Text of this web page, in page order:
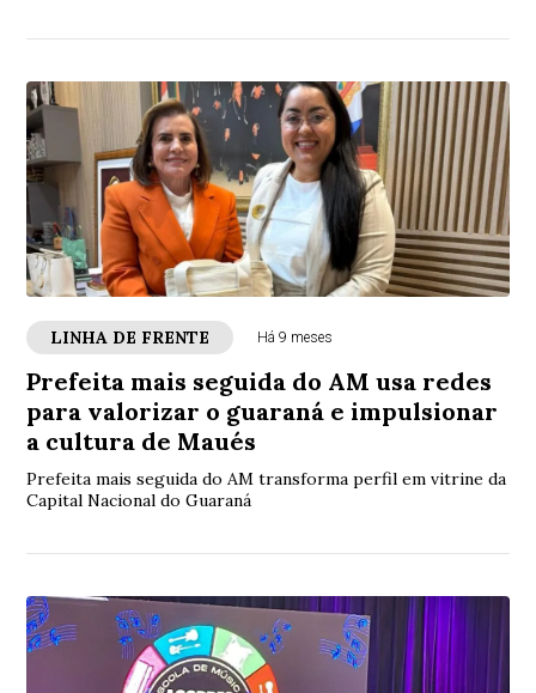
LINHA DE FRENTE Há 9 meses
Prefeita mais seguida do AM usa redes
para valorizar o guaraná e impulsionar
a cultura de Maués
Prefeita mais seguida do AM transforma perfil em vitrine da
Capital Nacional do Guaraná